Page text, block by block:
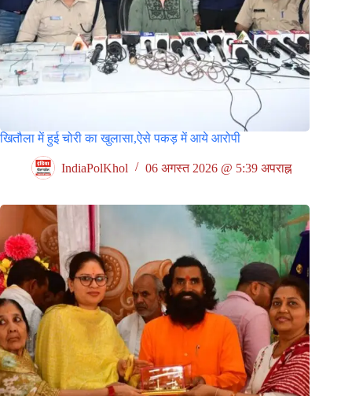
खितौला में हुई चोरी का खुलासा,ऐसे पकड़ में आये आरोपी
IndiaPolKhol 06 अगस्त 2026 @ 5:39 अपराह्न